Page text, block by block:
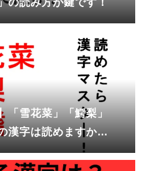
の読み方が鍵です！
「雪花菜」「鰐梨」
漢字は読めますか？
字を名称にした人は